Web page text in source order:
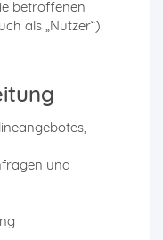
betroffenen
als „Nutzer“).
und